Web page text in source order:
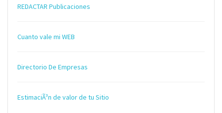
REDACTAR Publicaciones
Cuanto vale mi WEB
Directorio De Empresas
EstimaciÃ³n de valor de tu Sitio